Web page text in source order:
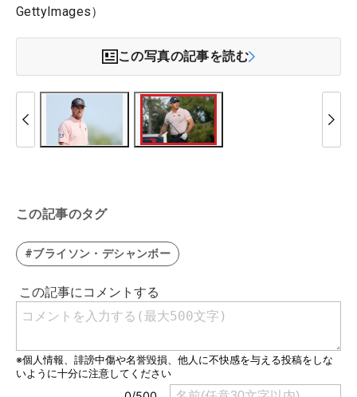
GettyImages）
この写真の記事を読む
この記事のタグ
#ブライソン・デシャンボー